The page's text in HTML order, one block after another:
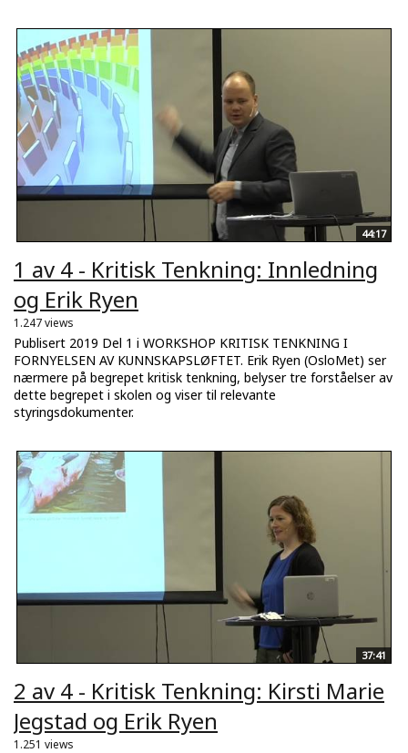
44:17
1 av 4 - Kritisk Tenkning: Innledning
og Erik Ryen
1.247 views
Publisert 2019 Del 1 i WORKSHOP KRITISK TENKNING I
FORNYELSEN AV KUNNSKAPSLØFTET. Erik Ryen (OsloMet) ser
nærmere på begrepet kritisk tenkning, belyser tre forståelser av
dette begrepet i skolen og viser til relevante
styringsdokumenter.
37:41
2 av 4 - Kritisk Tenkning: Kirsti Marie
Jegstad og Erik Ryen
1.251 views